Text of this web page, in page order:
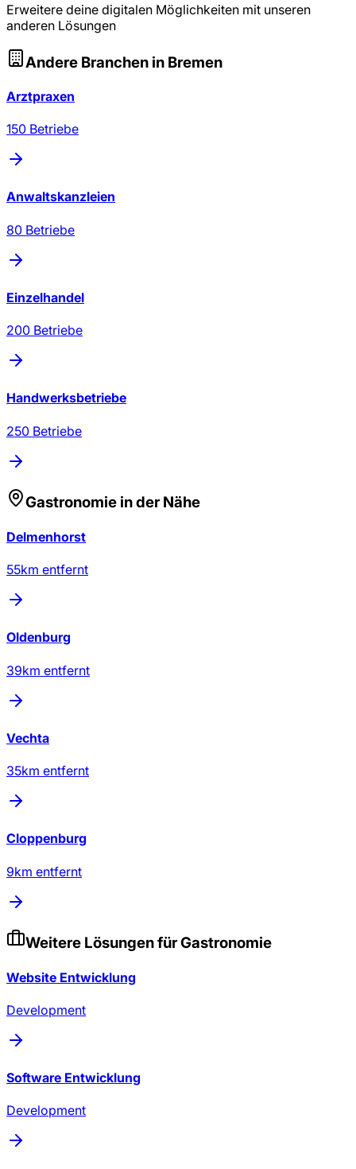
Erweitere deine digitalen Möglichkeiten mit unseren
anderen Lösungen
Andere Branchen in Bremen
Arztpraxen
150 Betriebe
Anwaltskanzleien
80 Betriebe
Einzelhandel
200 Betriebe
Handwerksbetriebe
250 Betriebe
Gastronomie in der Nähe
Delmenhorst
55km entfernt
Oldenburg
39km entfernt
Vechta
35km entfernt
Cloppenburg
9km entfernt
Weitere Lösungen fürGastronomie
Website Entwicklung
Development
Software Entwicklung
Development